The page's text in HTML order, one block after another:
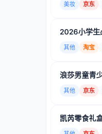
美妆 京东
2026小学生
其他 淘宝
浪莎男童青
其他 京东
凯芮零食礼